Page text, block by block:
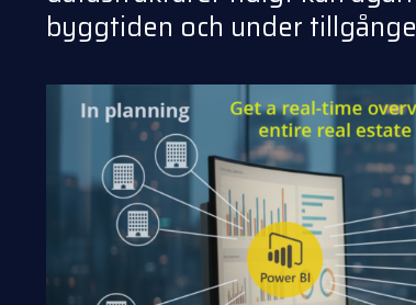
byggtiden och under